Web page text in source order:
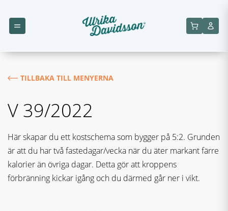
TILLBAKA TILL MENYERNA
V 39/2022
Här skapar du ett kostschema som bygger på 5:2. Grunden
är att du har två fastedagar/vecka när du äter markant färre
kalorier än övriga dagar. Detta gör att kroppens
förbränning kickar igång och du därmed går ner i vikt.